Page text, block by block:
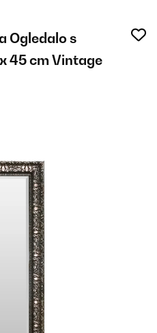
Ogledalo s
45 cm Vintage